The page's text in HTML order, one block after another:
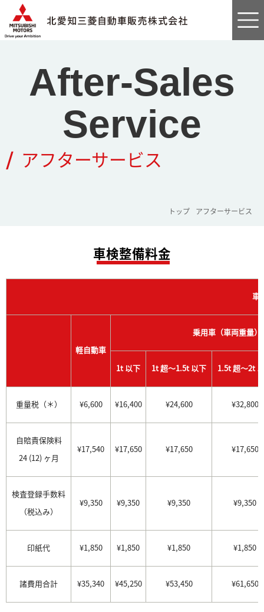
After-Sales
Service
/ アフターサービス
トップ アフターサービス
車検整備料金
車
軽自動車
乗用車（車両重量）
1t 以下 1t 超～1.5t 以下 1.5t 超～2t
重量税（＊） ¥6,600 ¥16,400 ¥24,600 ¥32,800
自賠責保険料
24 (12) ヶ月
¥17,540 ¥17,650 ¥17,650 ¥17,650
検査登録手数料
（税込み）
¥9,350 ¥9,350 ¥9,350 ¥9,350
印紙代 ¥1,850 ¥1,850 ¥1,850 ¥1,850
諸費用合計 ¥35,340 ¥45,250 ¥53,450 ¥61,650